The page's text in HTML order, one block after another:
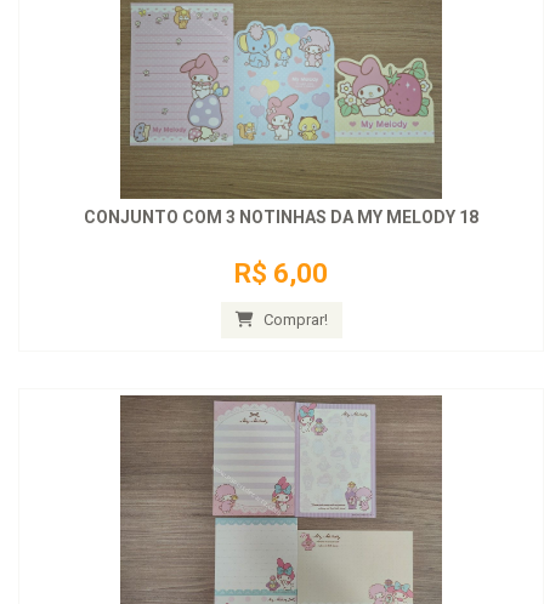
CONJUNTO COM 3 NOTINHAS DA MY MELODY 18
R$ 6,00
Comprar!